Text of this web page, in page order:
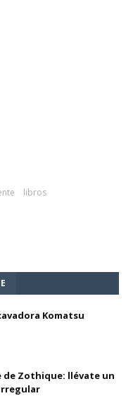
libros
Komatsu
de Zothique: llévate un